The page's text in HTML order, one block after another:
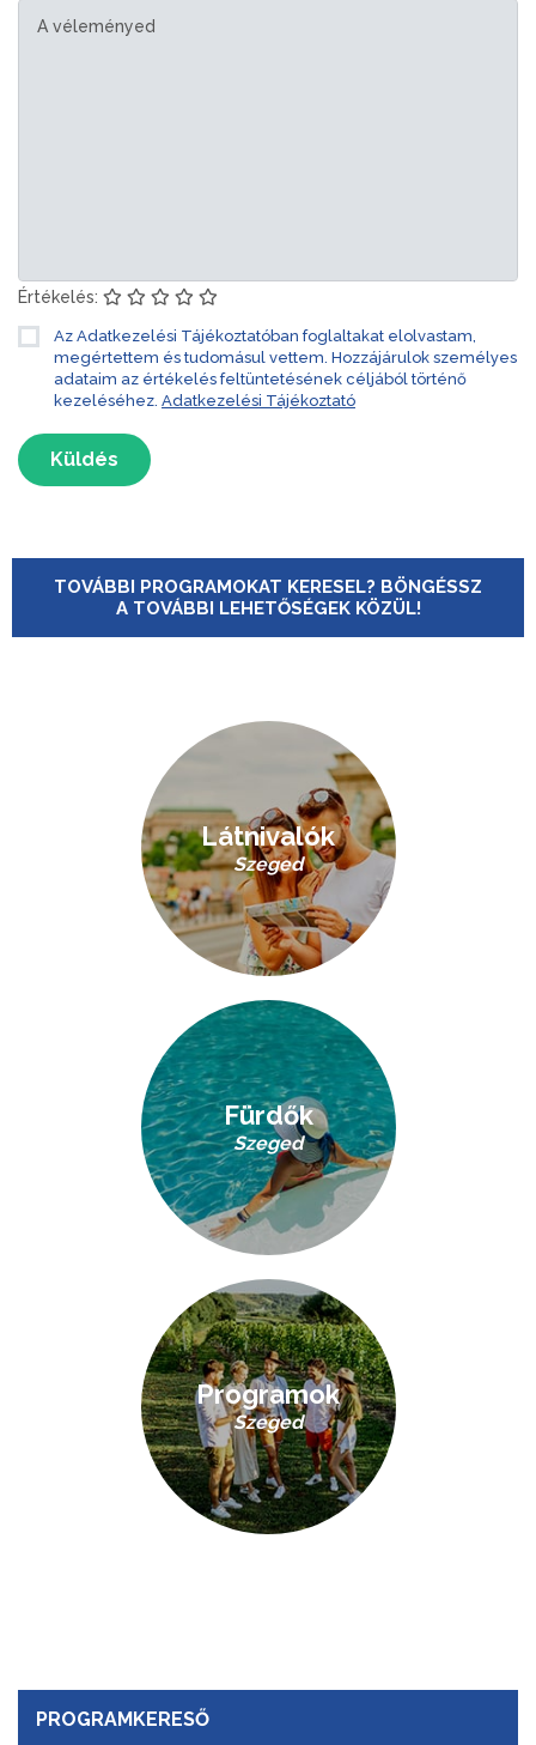
Értékelés:
Az Adatkezelési Tájékoztatóban foglaltakat elolvastam,
megértettem és tudomásul vettem. Hozzájárulok személyes
adataim az értékelés feltüntetésének céljából történő
kezeléséhez. Adatkezelési Tájékoztató
Küldés
TOVÁBBI PROGRAMOKAT KERESEL? BÖNGÉSSZ
A TOVÁBBI LEHETŐSÉGEK KÖZÜL!
Látnivalók
Szeged
Fürdők
Szeged
Programok
Szeged
PROGRAMKERESŐ